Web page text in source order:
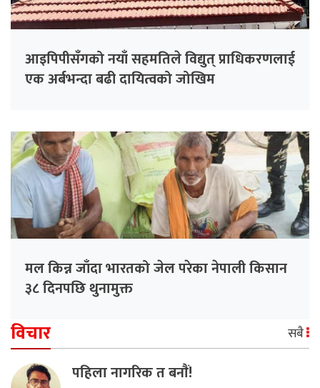
आइपिपीसँगको नयाँ सहमतिले विद्युत् प्राधिकरणलाई
एक अर्बभन्दा बढी दायित्वको जोखिम
मल किन्न जाँदा भारतको जेल परेका नेपाली किसान
३८ दिनपछि थुनामुक्त
विचार सबै
पहिला नागरिक त बनाैं!